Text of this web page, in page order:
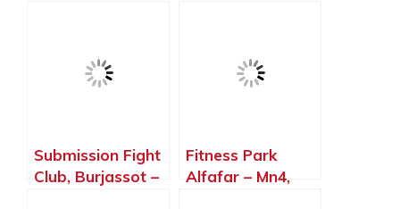
Submission Fight
Club, Burjassot –
Fitness Park
Alfafar – Mn4,